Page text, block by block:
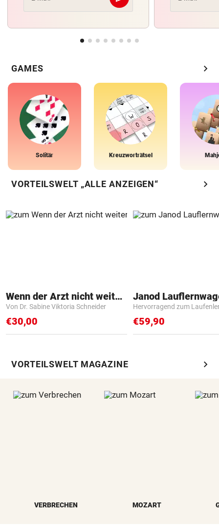
GAMES chevron_right
Solitär Kreuzworträtsel
VORTEILSWELT „ALLE ANZEIGEN“ chevron_right
Wenn der Arzt nicht weiter weiß
Von Dr. Sabine Viktoria Schneider
€30,00
Janod
Hervorragend zum
€59,90
VORTEILSWELT MAGAZINE chevron_right
VERBRECHEN MOZART